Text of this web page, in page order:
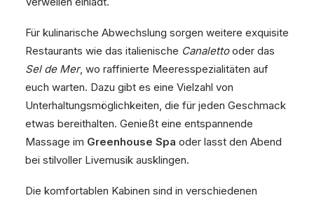
Für kulinarische Abwechslung sorgen weitere exquisite
Restaurants wie das italienische Canalettooder das
Sel de Mer, wo raffinierte Meeresspezialitäten auf
euch warten. Dazu gibt es eine Vielzahl von
Unterhaltungsmöglichkeiten, die für jeden Geschmack
etwas bereithalten. Genießt eine entspannende
Massage im Greenhouse Spa oder lasst den Abend
bei stilvoller Livemusik ausklingen.
Die komfortablen Kabinen sind in verschiedenen